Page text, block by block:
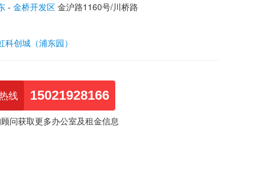
- 金桥开发区 金沪路1160号/川桥路
科创城（浦东园）
线 15021928166
问获取更多办公室及租金信息